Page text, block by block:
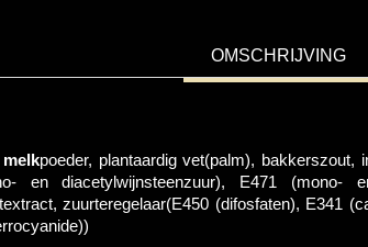
OMSCHRIJVING
melkpoeder, plantaardig vet(palm), bakkerszout,
en diacetylwijnsteenzuur), E471 (mono-
zuurteregelaar(E450 (difosfaten), E341